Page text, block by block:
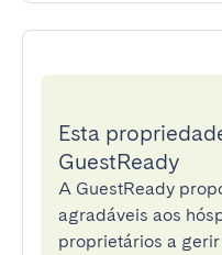
Esta
GuestReady
A GuestReady
agradáveis aos
proprietários a